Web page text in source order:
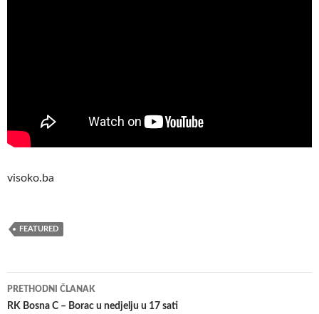
visoko.ba
FEATURED
Navigacija
članaka
PRETHODNI ČLANAK
RK Bosna C – Borac u nedjelju u 17 sati